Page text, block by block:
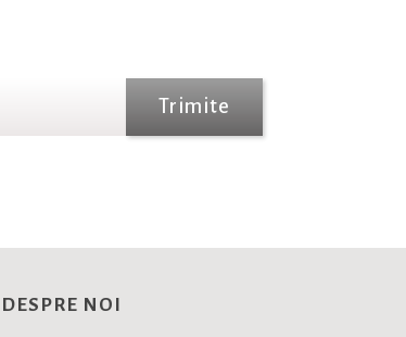
Trimite
DESPRE NOI